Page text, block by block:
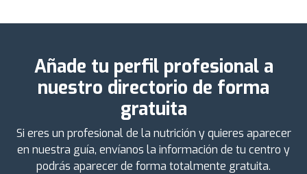
Añade tu perfil profesional a
nuestro directorio de forma
gratuita
Si eres un profesional de la nutrición y quieres aparecer
en nuestra guía, envíanos la información de tu centro y
podrás aparecer de forma totalmente gratuita.